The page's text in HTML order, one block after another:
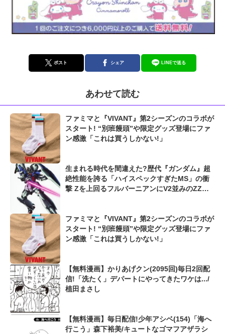
ポスト シェア LINEで送る
あわせて読む
ファミマと『VIVANT』第2シーズンのコラボが
スタート! “別班饅頭”や限定グッズ登場にファ
ン感激「これは買うしかない!」
生まれる時代を間違えた?歴代『ガンダム』超
絶性能を誇る「ハイスペックすぎたMS」の衝
撃 Zを上回るフルバーニアンにV2並みのZZガ
ファミマと『VIVANT』第2シーズンのコラボが
スタート! “別班饅頭”や限定グッズ登場にファ
ン感激「これは買うしかない!」
【無料漫画】かりあげクン(2095回)毎日2回配
信!「洗たく」デパートにやってきたワケは.../
植田まさし
【無料漫画】毎日配信!少年アシベ(154)「海へ
行こう」森下裕美/キュートなゴマフアザラシ